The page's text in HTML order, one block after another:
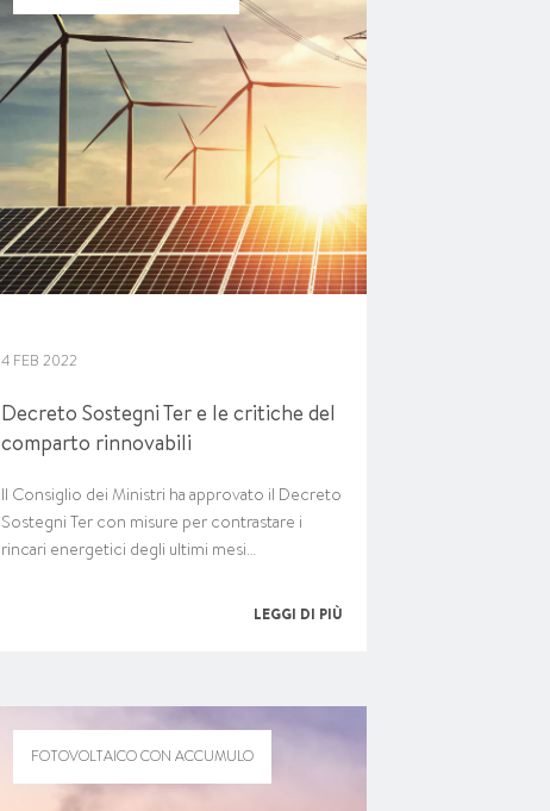
4 FEB 2022
Decreto Sostegni Ter e le critiche del
comparto rinnovabili
Il Consiglio dei Ministri ha approvato il Decreto
Sostegni Ter con misure per contrastare i
rincari energetici degli ultimi mesi…
LEGGI DI PIÙ
FOTOVOLTAICO CON ACCUMULO